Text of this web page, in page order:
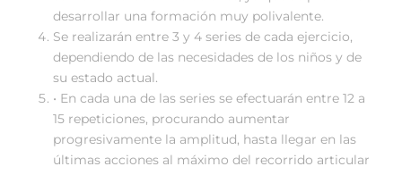
desarrollar una formación muy polivalente.
Se realizarán entre 3 y 4 series de cada ejercicio,
dependiendo de las necesidades de los niños y de
su estado actual.
• En cada una de las series se efectuarán entre 12 a
15 repeticiones, procurando aumentar
progresivamente la amplitud, hasta llegar en las
últimas acciones al máximo del recorrido articular